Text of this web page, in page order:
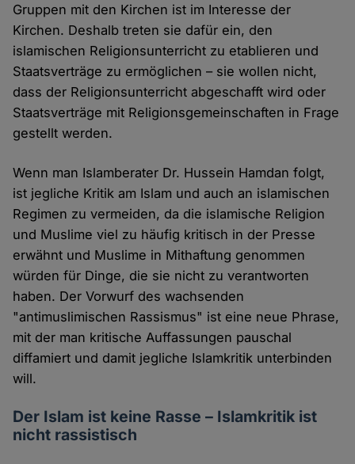
Gruppen mit den Kirchen ist im Interesse der
Kirchen. Deshalb treten sie dafür ein, den
islamischen Religionsunterricht zu etablieren und
Staatsverträge zu ermöglichen – sie wollen nicht,
dass der Religionsunterricht abgeschafft wird oder
Staatsverträge mit Religionsgemeinschaften in Frage
gestellt werden.
Wenn man Islamberater Dr. Hussein Hamdan folgt,
ist jegliche Kritik am Islam und auch an islamischen
Regimen zu vermeiden, da die islamische Religion
und Muslime viel zu häufig kritisch in der Presse
erwähnt und Muslime in Mithaftung genommen
würden für Dinge, die sie nicht zu verantworten
haben. Der Vorwurf des wachsenden
"antimuslimischen Rassismus" ist eine neue Phrase,
mit der man kritische Auffassungen pauschal
diffamiert und damit jegliche Islamkritik unterbinden
will.
Der Islam ist keine Rasse – Islamkritik ist
nicht rassistisch